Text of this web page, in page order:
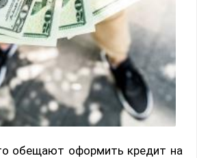
обещают оформить кредит на